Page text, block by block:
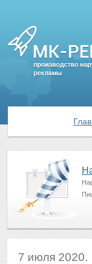
7 июля 2020.